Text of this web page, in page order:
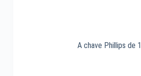
A chave Phillips de